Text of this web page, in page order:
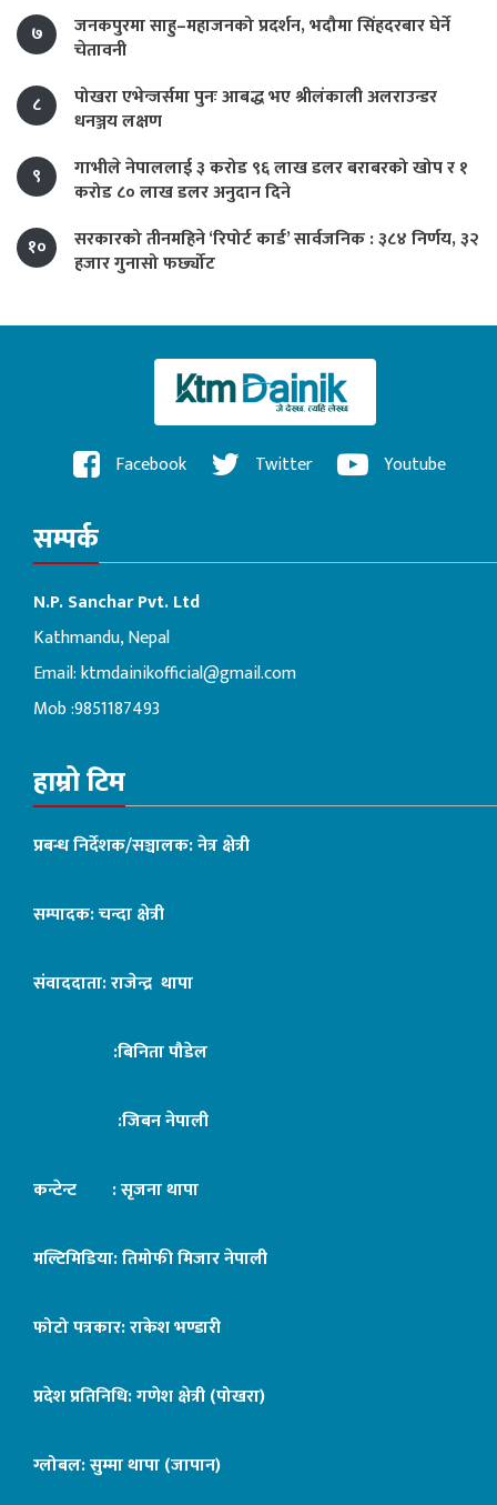
७
जनकपुरमा साहु–महाजनको प्रदर्शन, भदौमा सिंहदरबार घेर्ने
चेतावनी
८
पोखरा एभेन्जर्समा पुनः आबद्ध भए श्रीलंकाली अलराउन्डर
धनञ्जय लक्षण
९
गाभीले नेपाललाई ३ करोड ९६ लाख डलर बराबरको खोप र १
करोड ८० लाख डलर अनुदान दिने
१०
सरकारको तीनमहिने ‘रिपोर्ट कार्ड’ सार्वजनिक : ३८४ निर्णय, ३२
हजार गुनासो फर्छ्योट
Facebook Twitter Youtube
सम्पर्क
N.P. Sanchar Pvt. Ltd
Kathmandu, Nepal
Email:ktmdainikofficial@gmail.com
Mob :9851187493
हाम्रो टिम
प्रबन्ध निर्देशक/सञ्चालक: नेत्र क्षेत्री
सम्पादक: चन्दा क्षेत्री
संवाददाता: राजेन्द्र थापा
:बिनिता पौडेल
:जिबन नेपाली
कन्टेन्ट : सृजना थापा
मल्टिमिडिया: तिमोफी मिजार नेपाली
फोटो पत्रकार: राकेश भण्डारी
प्रदेश प्रतिनिधि: गणेश क्षेत्री (पोखरा)
ग्लोबल: सुम्मा थापा (जापान)